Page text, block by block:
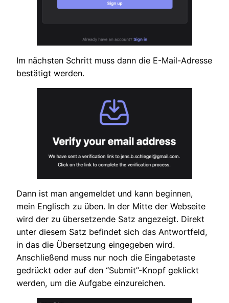
Im nächsten Schritt muss dann die E-Mail-Adresse
bestätigt werden.
Dann ist man angemeldet und kann beginnen,
mein Englisch zu üben. In der Mitte der Webseite
wird der zu übersetzende Satz angezeigt. Direkt
unter diesem Satz befindet sich das Antwortfeld,
in das die Übersetzung eingegeben wird.
Anschließend muss nur noch die Eingabetaste
gedrückt oder auf den “Submit”-Knopf geklickt
werden, um die Aufgabe einzureichen.